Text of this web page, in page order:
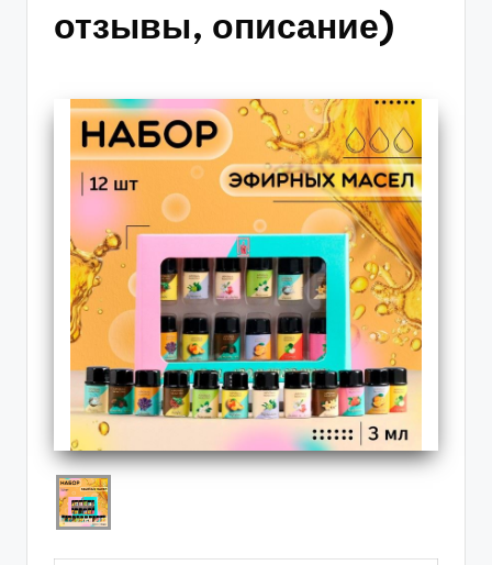
отзывы, описание)